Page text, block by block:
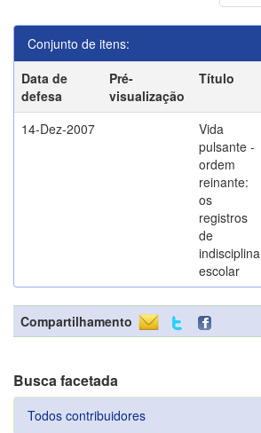
Conjunto de itens:
Data de
defesa
Pré-
visualização
Título
14-Dez-2007
Vida
pulsante -
ordem
reinante:
os
registros
de
indisciplina
escolar
Compartilhamento
Busca facetada
Todos contribuidores